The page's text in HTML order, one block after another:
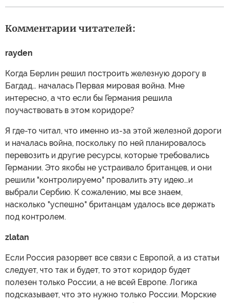
Комментарии читателей:
rayden
Когда Берлин решил построить железную дорогу в
Багдад… началась Первая мировая война. Мне
интересно, а что если бы Германия решила
поучаствовать в этом коридоре?
Я где-то читал, что именно из-за этой железной дороги
и началась война, поскольку по ней планировалось
перевозить и другие ресурсы, которые требовались
Германии. Это якобы не устраивало британцев, и они
решили "контролируемо" провалить эту идею…и
выбрали Сербию. К сожалению, мы все знаем,
насколько "успешно" британцам удалось все держать
под контролем.
zlatan
Если Россия разорвет все связи с Европой, а из статьи
следует, что так и будет, то этот коридор будет
полезен только России, а не всей Европе. Логика
подсказывает, что это нужно только России. Морские